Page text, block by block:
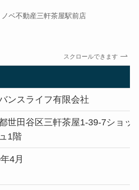
ベ不動産三軒茶屋駅前店
スクロールできます
ンスライフ有限会社
世田谷区三軒茶屋1-39-7ショッ
1階
4月